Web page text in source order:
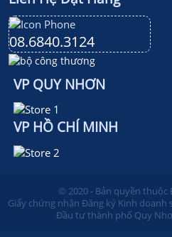
08.6840.3124
VP QUY NHƠN
VP HỒ CHÍ MINH
© 2020 - Bản quyền thuộc
Giấy chứng nhận Đăng ký Kinh doanh
Đầu tư thành phố Quy